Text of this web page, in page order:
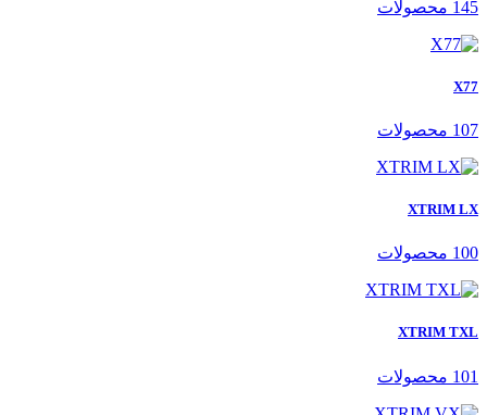
145 محصولات
X77
107 محصولات
XTRIM LX
100 محصولات
XTRIM TXL
101 محصولات